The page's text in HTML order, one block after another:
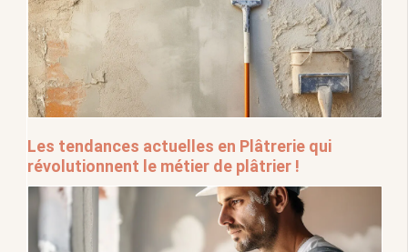
Les tendances actuelles en Plâtrerie qui
révolutionnent le métier de plâtrier !